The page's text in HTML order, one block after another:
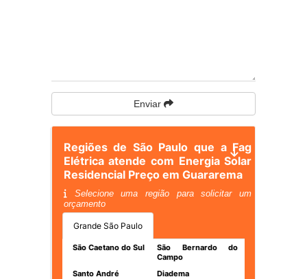
Enviar
Regiões de São Paulo que a Fag
Elétrica atende com Energia Solar
Residencial Preço em Guararema
Selecione uma região para solicitar um
orçamento
Grande São Paulo
São Caetano do Sul
São Bernardo do
Campo
Santo André
Diadema